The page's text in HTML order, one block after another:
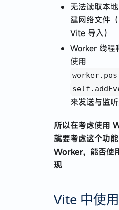
无法读取本
建网络文件
Vite 导入）
Worker 线程
使用
来发送与监听
所以在考虑使用
就要考虑这个功
Worker，能否使
现
Vite 中使用